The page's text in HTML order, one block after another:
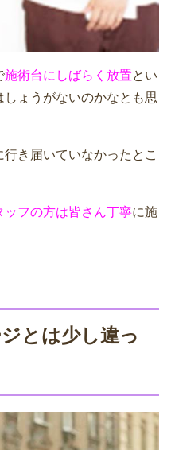
施術台にしばらく放置とい
ょうがないのかなとも思
き届いていなかったとこ
ッフの方は皆さん丁寧に施
とは少し違っ